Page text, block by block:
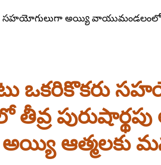
సహయోగులుగా అయ్యి
ఒకరికొకరు
ఆత్మలకు